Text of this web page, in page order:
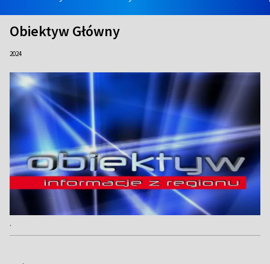
Obiektyw Główny
2024
.